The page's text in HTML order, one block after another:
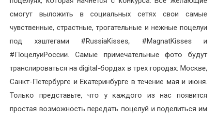
смогут выложить в социальных сетях свои самые
чувственные, страстные, трогательные и нежные поцелуи
под хэштегами #RussiaKisses, #MagnatKisses и
#ПоцелуиРоссии. Самые примечательные фото будут
транслироваться на digital-бордах в трех городах: Москве,
Санкт-Петербурге и Екатеринбурге в течение мая и июня.
Только представьте, что у каждого из нас появится
простая возможность передать поцелуй и поделиться им